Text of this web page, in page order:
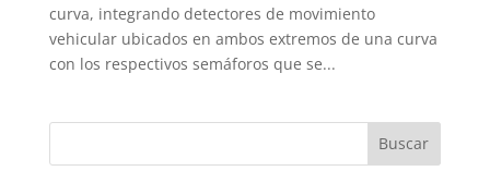
curva, integrando detectores de movimiento
vehicular ubicados en ambos extremos de una curva
con los respectivos semáforos que se...
Buscar